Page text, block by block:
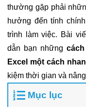
thường gặp phải
hưởng đến tính
trình làm việc. Bài
dẫn bạn những
Excel một cách
kiệm thời gian và
Mục lục